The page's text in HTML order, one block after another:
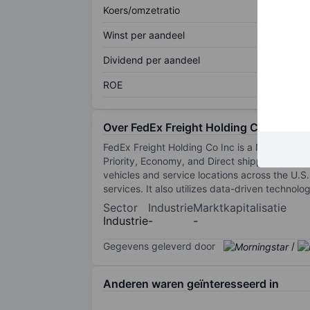
Koers/omzetratio
Winst per aandeel
Dividend per aandeel
ROE
Over FedEx Freight Holding Company
FedEx Freight Holding Co Inc is a North
Priority, Economy, and Direct shipping
vehicles and service locations across the
services. It also utilizes data-driven
Sector
Industrie
Industrie
-
Marktkapitalisatie
-
Gegevens geleverd door /
Anderen waren geïnteresseerd in